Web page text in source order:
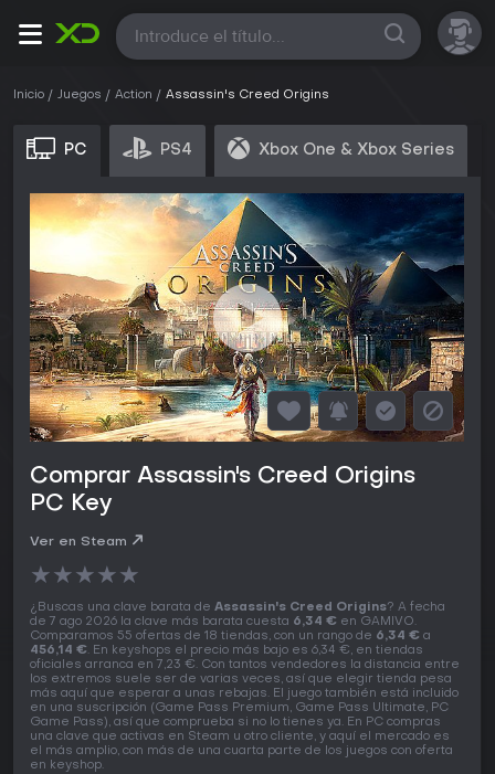
Todas
Inicio Juegos Action Assassin's Creed Origins
PC PS4 Xbox One & Xbox Series
Comprar Assassin's Creed Origins
PC Key
Ver en Steam
★★★★★
¿Buscas una clave barata de Assassin's Creed Origins? A fecha
de 7 ago 2026 la clave más barata cuesta 6,34 € en GAMIVO.
Comparamos 55 ofertas de 18 tiendas, con un rango de 6,34 € a
456,14 €. En keyshops el precio más bajo es 6,34 €, en tiendas
oficiales arranca en 7,23 €. Con tantos vendedores la distancia entre
los extremos suele ser de varias veces, así que elegir tienda pesa
más aquí que esperar a unas rebajas. El juego también está incluido
en una suscripción (Game Pass Premium, Game Pass Ultimate, PC
Game Pass), así que comprueba si no lo tienes ya. En PC compras
una clave que activas en Steam u otro cliente, y aquí el mercado es
el más amplio, con más de una cuarta parte de los juegos con oferta
en keyshop.